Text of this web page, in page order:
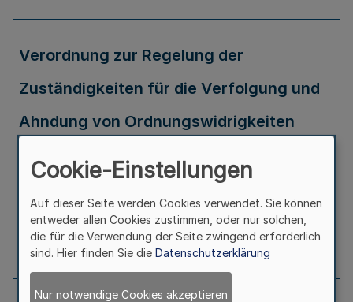
Verordnung zur Regelung der
Zuständigkeiten für die Verfolgung und
Ahndung von Ordnungswidrigkeiten
Ausfertigungsdatum 28.03.2023
Seite 227
Cookie-Einstellungen
Auf dieser Seite werden Cookies verwendet. Sie können
entweder allen Cookies zustimmen, oder nur solchen,
die für die Verwendung der Seite zwingend erforderlich
sind. Hier finden Sie die Datenschutzerklärung
Nur notwendige Cookies akzeptieren